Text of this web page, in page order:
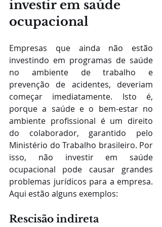
investir em saúde
ocupacional
Empresas que ainda não estão
investindo em programas de saúde
no ambiente de trabalho e
prevenção de acidentes, deveriam
começar imediatamente. Isto é,
porque a saúde e o bem-estar no
ambiente profissional é um direito
do colaborador, garantido pelo
Ministério do Trabalho brasileiro. Por
isso, não investir em saúde
ocupacional pode causar grandes
problemas jurídicos para a empresa.
Aqui estão alguns exemplos:
Rescisão indireta